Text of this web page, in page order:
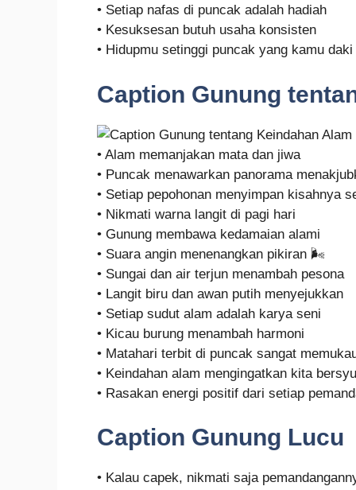
• Setiap nafas di puncak adalah hadiah
• Kesuksesan butuh usaha konsisten
• Hidupmu setinggi puncak yang kamu
Caption Gunung
• Alam memanjakan mata dan jiwa
• Puncak menawarkan panorama
• Setiap pepohonan menyimpan kisahnya
• Nikmati warna langit di pagi hari
• Gunung membawa kedamaian alami
• Suara angin menenangkan pikiran 🌬️
• Sungai dan air terjun menambah pesona
• Langit biru dan awan putih menyejukkan
• Setiap sudut alam adalah karya seni
• Kicau burung menambah harmoni
• Matahari terbit di puncak sangat
• Keindahan alam mengingatkan kita
• Rasakan energi positif dari setiap
Caption Gunung Lucu
• Kalau capek, nikmati saja